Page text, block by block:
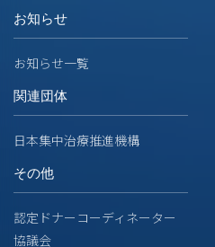
お知らせ
お知らせ一覧
関連団体
日本集中治療推進機構
その他
認定ドナーコーディネーター
協議会